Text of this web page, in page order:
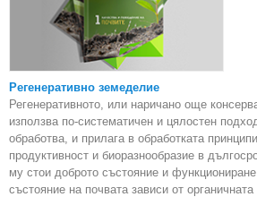
Регенеративно земеделие
Регенеративното, или наричано още
използва по-систематичен и цялостен
обработва, и прилага в обработката
продуктивност и биоразнообразие в
му стои доброто състояние и
състояние на почвата зависи от